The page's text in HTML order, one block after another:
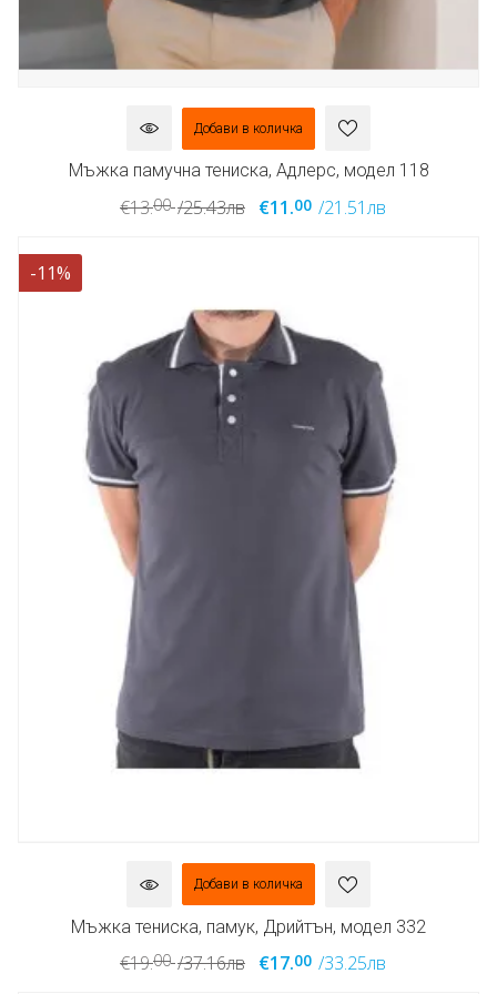
Добави в количка
Мъжка памучна тениска, Адлерс, модел 118
€13.00 /25.43лв €11.00 /21.51лв
-11%
Добави в количка
Мъжка тениска, памук, Дрийтън, модел 332
€19.00 /37.16лв €17.00 /33.25лв